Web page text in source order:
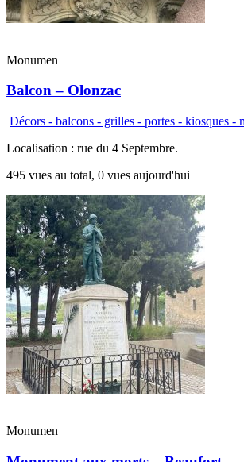
Monumen
Balcon – Olonzac
Décors - balcons - grilles - portes - kiosques -
Localisation : rue du 4 Septembre.
495 vues au total, 0 vues aujourd'hui
Monumen